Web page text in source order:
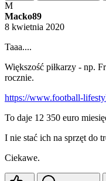
M
Macko89
8 kwietnia 2020
Taaa....
Większość piłkarzy - np.
rocznie.
https://www.football-
To daje 12 350 euro
I nie stać ich na sprzęt do
Ciekawe.